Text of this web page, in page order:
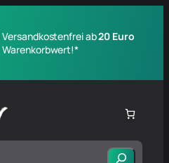
Versandkostenfrei ab20 Euro
Warenkorbwert!*
Suchen